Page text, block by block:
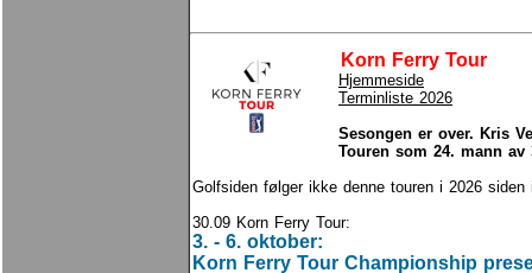
Korn Ferry Tour
Hjemmeside
Terminliste 2026
Sesongen er over. Kris
Touren som 24. mann av
Golfsiden følger ikke denne touren i 2026 siden
30.09 Korn Ferry Tour:
3. - 6. oktober:
Korn Ferry Tour Championship